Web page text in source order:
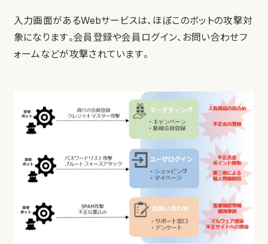
入力画面があるWebサービスは、ほぼこのボットの攻撃対
象になります。会員登録や会員ログイン、お問い合わせフ
ォームなどが攻撃されています。